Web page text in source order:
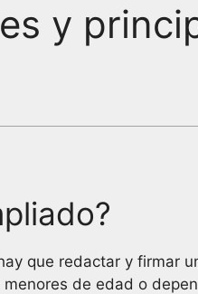
y
que redactar y firmar
de edad o